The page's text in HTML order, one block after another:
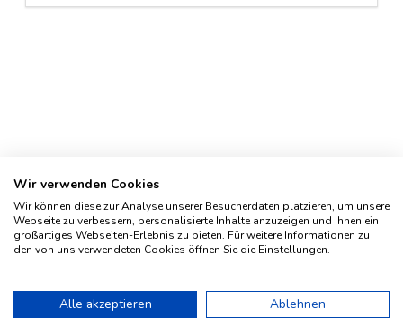
Impressum
Geschichte
Wir verwenden Cookies
Wir können diese zur Analyse unserer Besucherdaten platzieren, um unsere
Webseite zu verbessern, personalisierte Inhalte anzuzeigen und Ihnen ein
großartiges Webseiten-Erlebnis zu bieten. Für weitere Informationen zu
den von uns verwendeten Cookies öffnen Sie die Einstellungen.
Alle akzeptieren
Ablehnen